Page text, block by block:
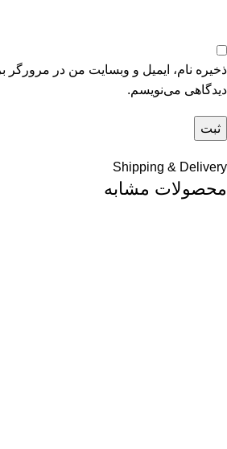
ذخیره نام، ایمیل و وبسایت من در مرورگر
دیدگاهی می‌نویسم.
Shipping & Delivery
محصولات مشابه